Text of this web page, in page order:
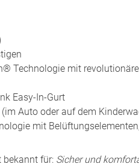
Technologie mit
Easy-In-Gurt
Auto oder auf dem
mit Belüftungselementen,
bekannt für: Sicher und